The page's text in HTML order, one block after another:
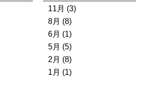
11月 (3)
8月 (8)
6月 (1)
5月 (5)
2月 (8)
1月 (1)